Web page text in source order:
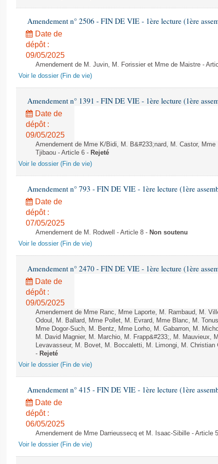
Amendement n° 2506 - FIN DE VIE - 1ère lecture (1ère
Date de
dépôt :
09/05/2025
Amendement de M. Juvin, M. Forissier et Mme de Maistre -
Voir le dossier (Fin de vie)
Amendement n° 1391 - FIN DE VIE - 1ère lecture (1ère
Date de
dépôt :
09/05/2025
Amendement de Mme K/Bidi, M. B&#233;nard, M. Castor,
Tjibaou - Article 6 - Rejeté
Voir le dossier (Fin de vie)
Amendement n° 793 - FIN DE VIE - 1ère lecture (1ère
Date de
dépôt :
07/05/2025
Amendement de M. Rodwell - Article 8 - Non soutenu
Voir le dossier (Fin de vie)
Amendement n° 2470 - FIN DE VIE - 1ère lecture (1ère
Date de
dépôt :
09/05/2025
Amendement de Mme Ranc, Mme Laporte, M. Rambaud, M.
Odoul, M. Ballard, Mme Pollet, M. Evrard, Mme Blanc, M.
Mme Dogor-Such, M. Bentz, Mme Lorho, M. Gabarron, M.
M. David Magnier, M. Marchio, M. Frapp&#233;, M. Mauvieux,
Levavasseur, M. Bovet, M. Boccaletti, M. Limongi, M.
- Rejeté
Voir le dossier (Fin de vie)
Amendement n° 415 - FIN DE VIE - 1ère lecture (1ère
Date de
dépôt :
06/05/2025
Amendement de Mme Darrieussecq et M. Isaac-Sibille - Article
Voir le dossier (Fin de vie)